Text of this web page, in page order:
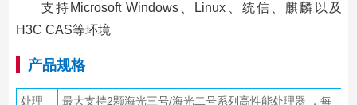
支持Microsoft Windows、Linux、统信、麒麟以及
H3C CAS等环境
产品规格
处理 最大支持2颗海光三号/海光二号系列高性能处理器 ，每